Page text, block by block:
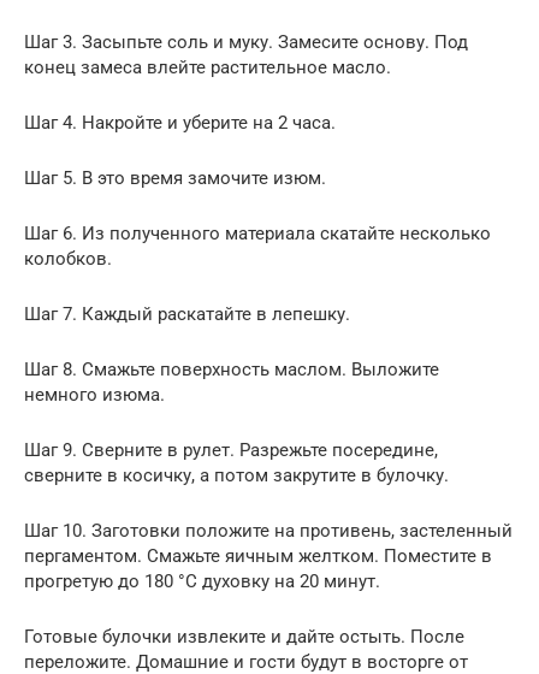
Шаг 3. Засыпьте соль и муку. Замесите основу. Под
конец замеса влейте растительное масло.
Шаг 4. Накройте и уберите на 2 часа.
Шаг 5. В это время замочите изюм.
Шаг 6. Из полученного материала скатайте несколько
колобков.
Шаг 7. Каждый раскатайте в лепешку.
Шаг 8. Смажьте поверхность маслом. Выложите
немного изюма.
Шаг 9. Сверните в рулет. Разрежьте посередине,
сверните в косичку, а потом закрутите в булочку.
Шаг 10. Заготовки положите на противень, застеленный
пергаментом. Смажьте яичным желтком. Поместите в
прогретую до 180 °C духовку на 20 минут.
Готовые булочки извлеките и дайте остыть. После
переложите. Домашние и гости будут в восторге от